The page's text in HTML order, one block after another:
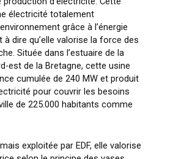
électricité totalement
grâce à l’énergie
à dire qu’elle valorise la force des
Située dans l’estuaire de la
est de la Bretagne, cette usine
cumulée de 240 MW et produit
pour couvrir les besoins
de 225.000 habitants comme
exploitée par EDF, elle valorise